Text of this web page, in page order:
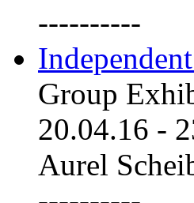
----------
Group
20.04.16 -
Aurel